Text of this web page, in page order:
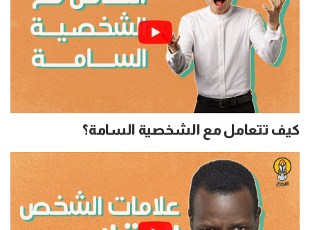
كيف تتعامل مع الشخصية السامة؟